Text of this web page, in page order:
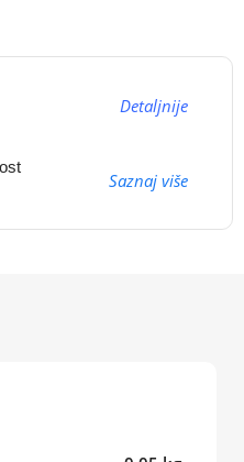
Detaljnije
Saznaj više